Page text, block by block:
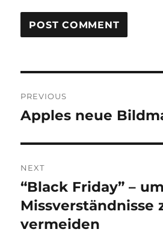
navigation
PREVIOUS
Previous
Apples neue
NEXT
Next
post:
“Black Friday” – um
Missverständnisse
vermeiden